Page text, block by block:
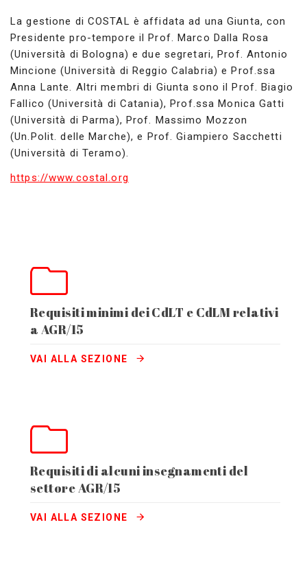
La gestione di COSTAL è affidata ad una Giunta, con
Presidente pro-tempore il Prof. Marco Dalla Rosa
(Università di Bologna) e due segretari, Prof. Antonio
Mincione (Università di Reggio Calabria) e Prof.ssa
Anna Lante. Altri membri di Giunta sono il Prof. Biagio
Fallico (Università di Catania), Prof.ssa Monica Gatti
(Università di Parma), Prof. Massimo Mozzon
(Un.Polit. delle Marche), e Prof. Giampiero Sacchetti
(Università di Teramo).
https://www.costal.org
Requisiti minimi dei CdLT e CdLM relativi
a AGR/15
VAI ALLA SEZIONE
Requisiti di alcuni insegnamenti del
settore AGR/15
VAI ALLA SEZIONE